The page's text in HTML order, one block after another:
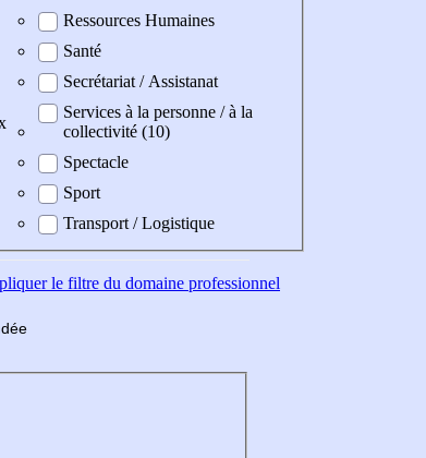
Ressources Humaines
Santé
Secrétariat / Assistanat
Services à la personne / à la
collectivité (10)
Spectacle
Sport
Transport / Logistique
le filtre du domaine professionnel